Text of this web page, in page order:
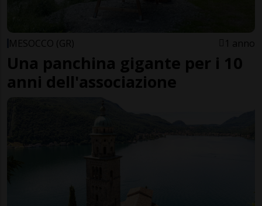
MESOCCO (GR) 1 anno
Una panchina gigante per i 10
anni dell'associazione